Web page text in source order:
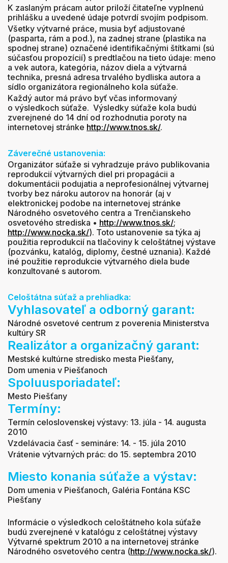
K zaslaným prácam autor priloží čitateľne vyplnenú
prihlášku a uvedené údaje potvrdí svojím podpisom.
Všetky výtvarné práce, musia byť adjustované
(pasparta, rám a pod.), na zadnej strane (plastika na
spodnej strane) označené identifikačnými štítkami (sú
súčasťou propozícií) s predtlačou na tieto údaje: meno
a vek autora, kategória, názov diela a výtvarná
technika, presná adresa trvalého bydliska autora a
sídlo organizátora regionálneho kola súťaže.
Každý autor má právo byť včas informovaný
o výsledkoch súťaže. Výsledky súťaže kola budú
zverejnené do 14 dní od rozhodnutia poroty na
internetovej stránke http://www.tnos.sk/.
Záverečné ustanovenia:
Organizátor súťaže si vyhradzuje právo publikovania
reprodukcií výtvarných diel pri propagácii a
dokumentácii podujatia a neprofesionálnej výtvarnej
tvorby bez nároku autorov na honorár (aj v
elektronickej podobe na internetovej stránke
Národného osvetového centra a Trenčianskeho
osvetového strediska • http://www.tnos.sk/;
http://www.nocka.sk/). Toto ustanovenie sa týka aj
použitia reprodukcií na tlačoviny k celoštátnej výstave
(pozvánku, katalóg, diplomy, čestné uznania). Každé
iné použitie reprodukcie výtvarného diela bude
konzultované s autorom.
Celoštátna súťaž a prehliadka:
Vyhlasovateľ a odborný garant:
Národné osvetové centrum z poverenia Ministerstva
kultúry SR
Realizátor a organizačný garant:
Mestské kultúrne stredisko mesta Piešťany,
Dom umenia v Piešťanoch
Spoluusporiadateľ:
Mesto Piešťany
Termíny:
Termín celoslovenskej výstavy: 13. júla - 14. augusta
2010
Vzdelávacia časť - semináre: 14. - 15. júla 2010
Vrátenie výtvarných prác: do 15. septembra 2010
Miesto konania súťaže a výstav:
Dom umenia v Piešťanoch, Galéria Fontána KSC
Piešťany
Informácie o výsledkoch celoštátneho kola súťaže
budú zverejnené v katalógu z celoštátnej výstavy
Výtvarné spektrum 2010 a na internetovej stránke
Národného osvetového centra (http://www.nocka.sk/).